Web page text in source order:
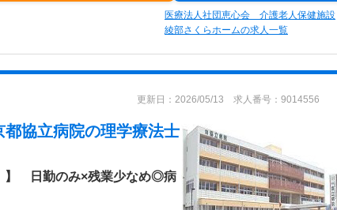
医療法人社団恵心会 介護老人保健施設
綾部さくらホームの求人一覧
更新日：2026/05/13 求人番号：9014556
都協立病院の理学療法士
】 日勤のみ×残業少なめ◎病